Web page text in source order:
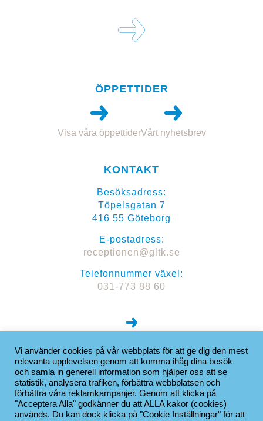
ÖPPETTIDER
Visa våra öppettiderVårt nyhetsbrev
KONTAKT
Besöksadress:
Töpelsgatan 7
416 55 Göteborg
E-postadress:
receptionen@gltk.se
Telefonnummer växel:
031-773 88 60
Vi använder cookies på vår webbplats för att ge dig den mest
relevanta upplevelsen genom att komma ihåg dina besök
och samla in generell information som hjälper oss att se
statistik, analysera trafiken, förbättra webbplatsen och
förbättra våra reklamkampanjer. Genom att klicka på
"Acceptera Alla" godkänner du att ALLA kakor (cookies)
används. Du kan dock klicka på "Cookie Inställningar" för att